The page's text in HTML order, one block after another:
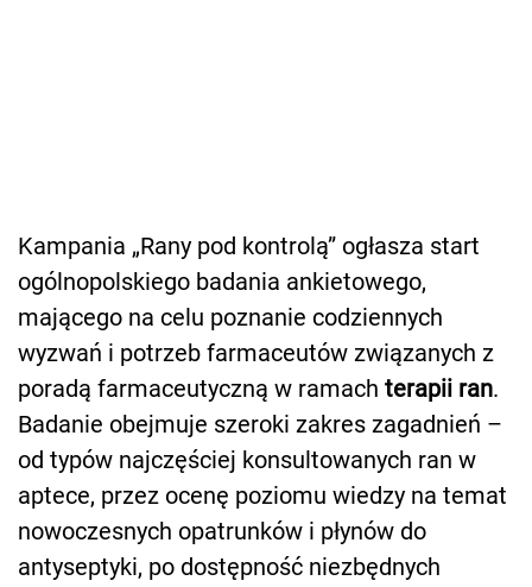
Kampania „Rany pod kontrolą” ogłasza start
ogólnopolskiego badania ankietowego,
mającego na celu poznanie codziennych
wyzwań i potrzeb farmaceutów związanych z
poradą farmaceutyczną w ramach terapii ran.
Badanie obejmuje szeroki zakres zagadnień –
od typów najczęściej konsultowanych ran w
aptece, przez ocenę poziomu wiedzy na temat
nowoczesnych opatrunków i płynów do
antyseptyki, po dostępność niezbędnych